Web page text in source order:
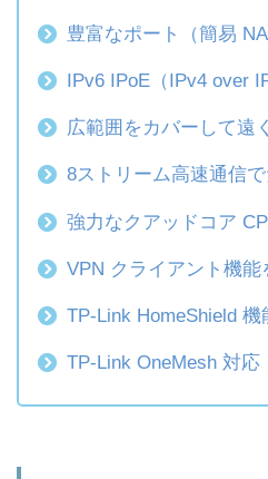
豊富なポート（簡易
IPv6 IPoE（IPv4 over
広範囲をカバーして遠
8ストリーム高速通信
強力なクアッドコア
VPN クライアント機能
TP-Link HomeShield 機
TP-Link OneMesh 対応